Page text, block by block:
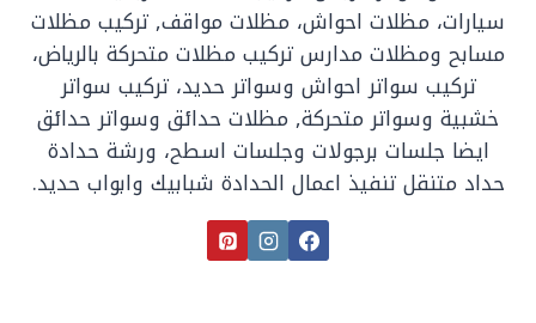
سيارات، مظلات احواش، مظلات مواقف, تركيب مظلات
مسابح ومظلات مدارس تركيب مظلات متحركة بالرياض،
تركيب سواتر احواش وسواتر حديد، تركيب سواتر
خشبية وسواتر متحركة, مظلات حدائق وسواتر حدائق
ايضا جلسات برجولات وجلسات اسطح، ورشة حدادة
حداد متنقل تنفيذ اعمال الحدادة شبابيك وابواب حديد.